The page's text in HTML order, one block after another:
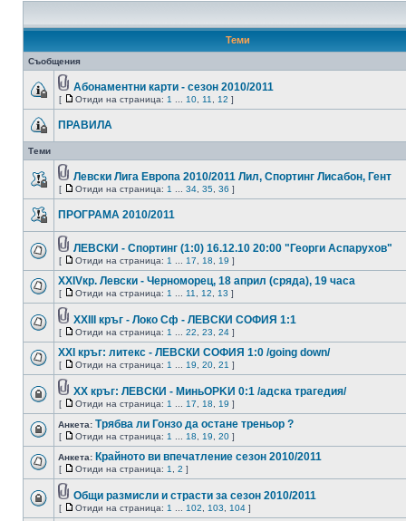
Теми
Съобщения
Абонаментни карти - сезон 2010/2011
[ Отиди на страница: 1 10 11 12 ]
ПРАВИЛА
Теми
Левски Лига Европа 2010/2011 Лил, Спортинг Лисабон, Гент
[ Отиди на страница: 1 34 35 36 ]
ПРОГРАМА 2010/2011
ЛЕВСКИ - Спортинг (1:0) 16.12.10 20:00 "Георги Аспарухов"
[ Отиди на страница: 1 17 18 19 ]
XXIVкр. Левски - Черноморец, 18 април (сряда), 19 часа
[ Отиди на страница: 1 11 12 13 ]
XXIII кръг - Локо Сф - ЛЕВСКИ СОФИЯ 1:1
[ Отиди на страница: 1 22 23 24 ]
XXI кръг: литекс - ЛЕВСКИ СОФИЯ 1:0 /going down/
[ Отиди на страница: 1 19 20 21 ]
XX кръг: ЛЕВСКИ - МиньОРKИ 0:1 /адска трагедия/
[ Отиди на страница: 1 17 18 19 ]
Анкета: Трябва ли Гонзо да остане треньор ?
[ Отиди на страница: 1 18 19 20 ]
Анкета: Крайното ви впечатление сезон 2010/2011
[ Отиди на страница: 1 2 ]
Общи размисли и страсти за сезон 2010/2011
[ Отиди на страница: 1 102 103 104 ]